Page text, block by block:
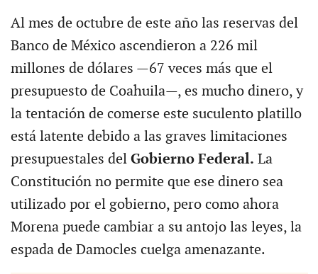
Al mes de octubre de este año las reservas del
Banco de México ascendieron a 226 mil
millones de dólares —67 veces más que el
presupuesto de Coahuila—, es mucho dinero, y
la tentación de comerse este suculento platillo
está latente debido a las graves limitaciones
presupuestales del Gobierno Federal. La
Constitución no permite que ese dinero sea
utilizado por el gobierno, pero como ahora
Morena puede cambiar a su antojo las leyes, la
espada de Damocles cuelga amenazante.